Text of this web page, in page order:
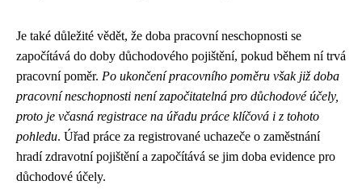
Je také důležité vědět, že doba pracovní neschopnosti se
započítává do doby důchodového pojištění, pokud během ní trvá
pracovní poměr. Po ukončení pracovního poměru však již doba
pracovní neschopnosti není započitatelná pro důchodové účely,
proto je včasná registrace na úřadu práce klíčová i z tohoto
pohledu. Úřad práce za registrované uchazeče o zaměstnání
hradí zdravotní pojištění a započítává se jim doba evidence pro
důchodové účely.